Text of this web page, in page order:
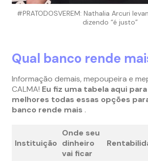
#PRATODOSVEREM: Nathalia Arcuri
dizendo “é justo”
Qual banco rende
Informação demais, mepoupeira e
CALMA! Eu fiz uma tabela aqui
melhores todas essas opções
banco rende mais .
Instituição
Onde seu
dinheiro
vai ficar